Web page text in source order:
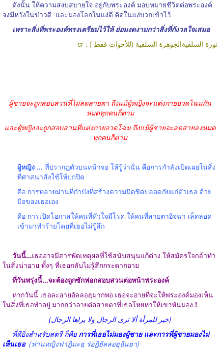
ดังนั้น ให้ความสงบสบายใจ อยู่กับพระองค์ มอบหมายชีวิตต่อพระองค์
จงมีหวังในข่าวดี และมองโลกในแง่ดี คิดในแง่บวกเข้าไว้
เพราะสิ่งที่พระองค์ทรงเตรียมไว้ให้ ย่อมงดงามกว่าสิ่งที่กังวลใจเสมอ
cr : نورة السلفيةالجوهرة السلفية (للأخوات فقط )
ผู้ชายจะถูกสอบสวนที่ไม่ลดสายตา ถึงแม้ผู้หญิงจะแต่งกายอวดโฉมกัน
หมดทุกคนก็ตาม
และผู้หญิงจะถูกสอบสวนที่แต่งกายอวดโฉม ถึงแม้ผู้ชายจะลดสายลงหมด
ทุกคนก็ตาม
ผู้หญิง ... ที่ปรากฎตัวบนหน้าจอ ให้รู้ว่านั่น คือการกำลังเปิดเผยในสิ่ง
ที่ศาสนาสั่งใช้ให้ปกปิด
คือ การทลายม่านที่กำบังที่สร้างความมิดชิดปลอดภัยแก่ตัวเธอ ด้วย
มือของเธอเอง
คือ การเปิดโอกาสให้คนที่หัวใจมีโรค ให้คนที่สายตาอิจฉา เล็ดลอด
เข้ามาทำร้ายโดยที่เธอไม่รู้สึก
วันนี้...เธออาจมีสารพัดเหตุผลที่ใช้สนับสนุนแก้ต่าง ให้สมัครใจกล้าทำ
ในสิ่งน่าอาย ทั้งๆ ที่เธอกลับไม่รู้สึกกระดากอาย
ที่วันพรุ่งนี้...จะต้องถูกซักฟอกสอบสวนต่อหน้าพระองค์
หากวันนี้ เธอละอายอัลลอฮฺมากพอ เธอจะอายที่จะให้พระองค์มองเห็น
ในสิ่งที่เธอทำอยู่ มากกว่าอายต่อสายตาที่เธอโหยหาให้เขาหันมอง !
(خير للمرأة ألا ترى الرجال ولا يراها الرجال)
ที่ดียิ่งสำหรับสตรี ก็คือ การที่เธอไม่มองผู้ชาย และการที่ผู้ชายมองไม่
เห็นเธอ (ท่านหญิงฟาฏิมะฮฺ ร่อฎิยัลลอฮุอันฮา)